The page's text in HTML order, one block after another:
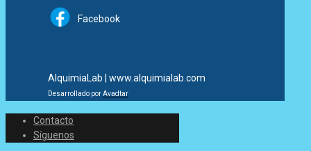
Facebook
AlquimiaLab | www.alquimialab.com
Desarrollado porAvadtar
Contacto
Síguenos